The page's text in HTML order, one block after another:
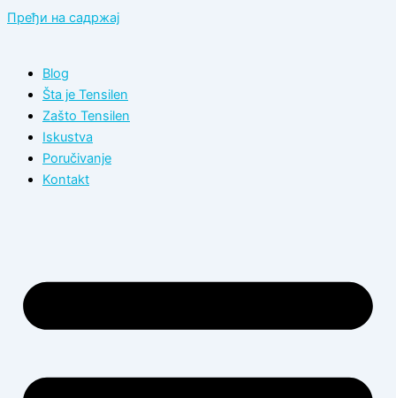
Пређи на садржај
Blog
Šta je Tensilen
Zašto Tensilen
Iskustva
Poručivanje
Kontakt